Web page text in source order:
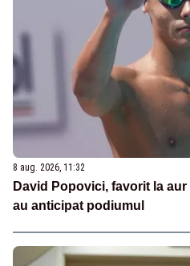
8 aug. 2026, 11:32
David Popovici, favorit la
au anticipat podiumul